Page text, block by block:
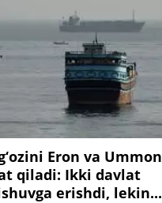
Eron va Ummon
qiladi: Ikki davlat
erishdi, lekin...